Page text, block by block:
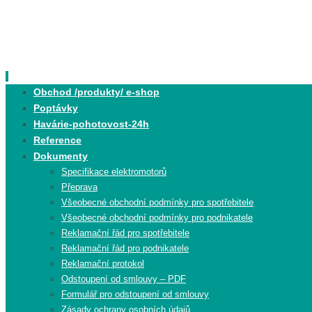
content
Obchod /produkty/ e-shop
Poptávky
Havárie-pohotovost-24h
Reference
Dokumenty
Specifikace elektromotorů
Přeprava
Všeobecné obchodní podmínky pro spotřebitele
Všeobecné obchodní podmínky pro podnikatele
Reklamační řád pro spotřebitele
Reklamační řád pro podnikatele
Reklamační protokol
Odstoupení od smlouvy – PDF
Formulář pro odstoupení od smlouvy
Zásady ochrany osobních údajů